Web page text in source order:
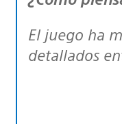
El juego ha mejorado tremendamente a nivel gráfico. Esto se puede ver en los
detallados